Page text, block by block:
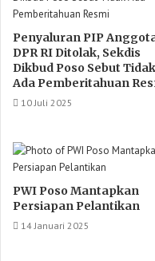
Penyaluran PIP
DPR RI Ditolak, Sekdis
Dikbud Poso Sebut Tidak
Ada Pemberitahuan
10 Juli 2025
PWI Poso Mantapkan
Persiapan Pelantikan
14 Januari 2025